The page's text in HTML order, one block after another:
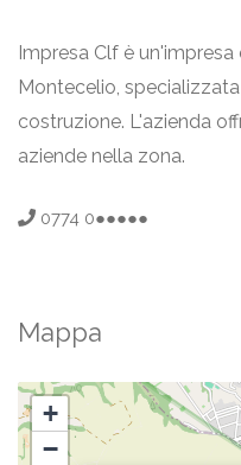
Impresa Clf è
Montecelio,
costruzione. L'azienda
aziende nella zona.
0774 0●●●●●
Mappa
+
−